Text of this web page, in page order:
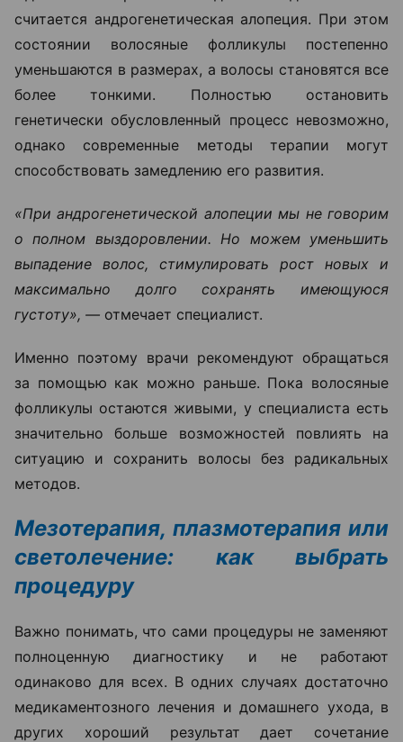
считается андрогенетическая алопеция. При этом
состоянии волосяные фолликулы постепенно
уменьшаются в размерах, а волосы становятся все
более тонкими. Полностью остановить
генетически обусловленный процесс невозможно,
однако современные методы терапии могут
способствовать замедлению его развития.
«При андрогенетической алопеции мы не говорим
о полном выздоровлении. Но можем уменьшить
выпадение волос, стимулировать рост новых и
максимально долго сохранять имеющуюся
густоту», — отмечает специалист.
Именно поэтому врачи рекомендуют обращаться
за помощью как можно раньше. Пока волосяные
фолликулы остаются живыми, у специалиста есть
значительно больше возможностей повлиять на
ситуацию и сохранить волосы без радикальных
методов.
Мезотерапия, плазмотерапия или
светолечение: как выбрать
процедуру
Важно понимать, что сами процедуры не заменяют
полноценную диагностику и не работают
одинаково для всех. В одних случаях достаточно
медикаментозного лечения и домашнего ухода, в
других хороший результат дает сочетание